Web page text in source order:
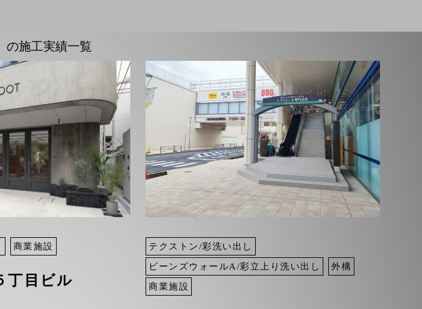
の施工実績一覧
商業施設
丁目ビル
テクストン/彩洗い出し
ビーンズウォールA/彩立上り洗い出し 外構
商業施設